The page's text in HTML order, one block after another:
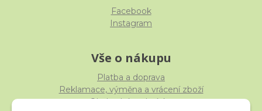
Facebook
Instagram
Vše o nákupu
Platba a doprava
Reklamace, výměna a vrácení zboží
Obchodní podmínky